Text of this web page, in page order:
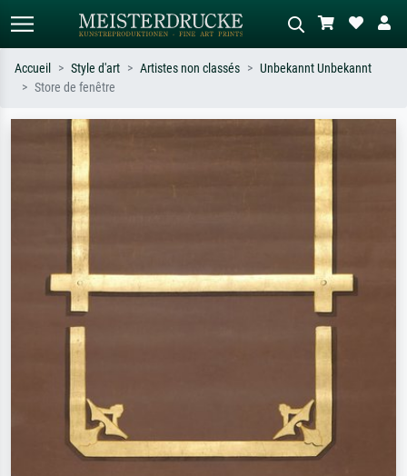
Recherchez par artiste, titre ou style –
ex. Monet, Nuit étoilée,
impressionnisme, vague de Hokusai,
Décrivez la scène – ex. prairie verte,
abstrait avec beaucoup de rouge,
tableau sombre, nu debout près d'un
Accueil Style d'art Artistes non classés
Unbekannt Unbekannt
Store de fenêtre